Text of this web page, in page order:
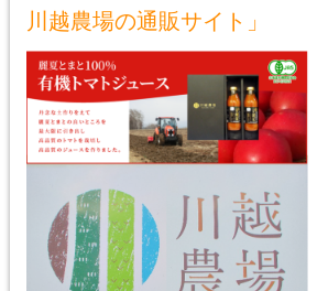
川越農場の通販サイト」